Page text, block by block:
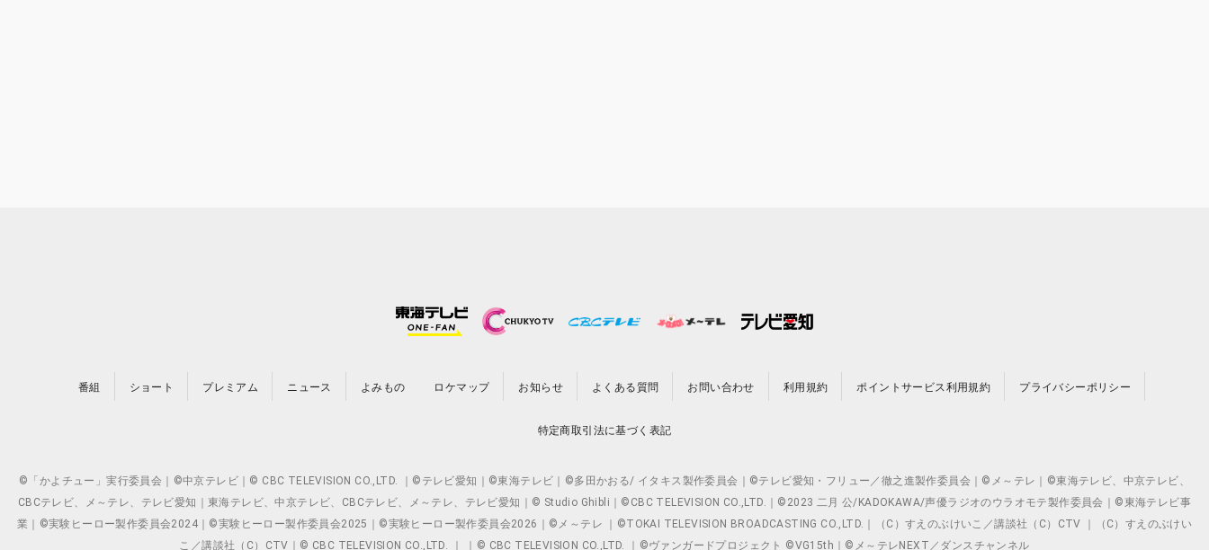
番組 ショート プレミアム ニュース よみもの ロケマップ お知らせ よくある質問 お問い合わせ 利用規約 ポイントサービス利用規約 プライバシーポリシー
特定商取引法に基づく表記
©「かよチュー」実行委員会｜©中京テレビ｜© CBC TELEVISION CO.,LTD. ｜©テレビ愛知｜©東海テレビ｜©多田かおる/ イタキス製作委員会｜©テレビ愛知・フリュー／徹之進製作委員会｜©メ～テレ｜©東海テレビ、中京テレビ、
CBCテレビ、メ～テレ、テレビ愛知｜東海テレビ、中京テレビ、CBCテレビ、メ～テレ、テレビ愛知｜© Studio Ghibli｜©CBC TELEVISION CO.,LTD.｜©2023 二月 公/KADOKAWA/声優ラジオのウラオモテ製作委員会｜©東海テレビ事
業｜©実験ヒーロー製作委員会2024｜©実験ヒーロー製作委員会2025｜©実験ヒーロー製作委員会2026｜©メ～テレ ｜©TOKAI TELEVISION BROADCASTING CO.,LTD.｜（C）すえのぶけいこ／講談社（C）CTV ｜（C）すえのぶけい
こ／講談社（C）CTV｜© CBC TELEVISION CO.,LTD. ｜ ｜© CBC TELEVISION CO.,LTD. ｜©ヴァンガードプロジェクト ©VG15th｜©メ～テレNEXT／ダンスチャンネル